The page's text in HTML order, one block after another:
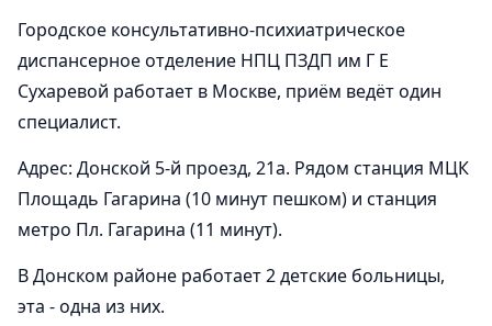
Городское консультативно-психиатрическое
диспансерное отделение НПЦ ПЗДП им Г Е
Сухаревой работает в Москве, приём ведёт один
специалист.
Адрес: Донской 5-й проезд, 21а. Рядом станция МЦК
Площадь Гагарина (10 минут пешком) и станция
метро Пл. Гагарина (11 минут).
В Донском районе работает 2 детские больницы,
эта - одна из них.